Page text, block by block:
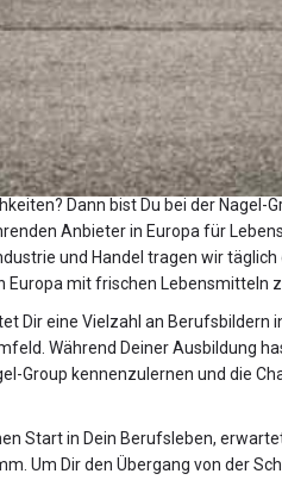
bewegen!
Auf Abwechslung und
Dann bist Du bei der Nagel-
Anbieter in Europa für
und Handel tragen wir
Europa mit frischen Lebensmitteln
Dir eine Vielzahl an Berufsbildern
Während Deiner Ausbildung
Group kennenzulernen und die
Start in Dein Berufsleben,
Um Dir den Übergang von der